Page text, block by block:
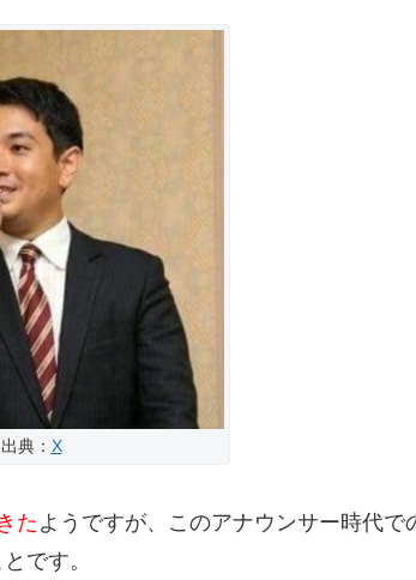
出典： X
た ようですが、このアナウンサー時代で
です。